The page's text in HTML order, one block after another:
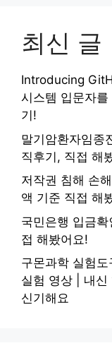
최신 글
Introducing
시스템 입문자
기!
말기암환자임종
직후기, 직접 해
저작권 침해 손
액 기준 직접 해
국민은행 입금
접 해봤어요!
구몬과학 실험
실험 영상 | 내신
신기해요